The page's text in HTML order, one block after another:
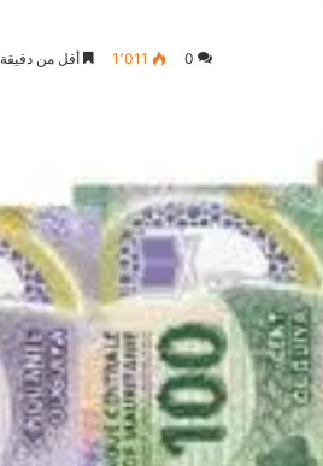
0 1٬011 أقل من دقيقة